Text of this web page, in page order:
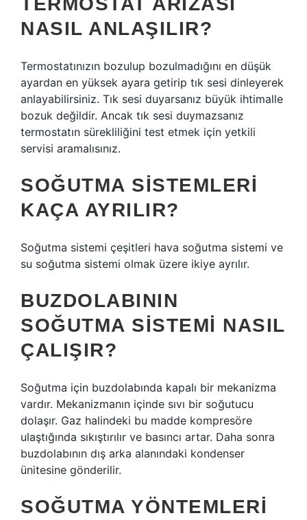
NASIL ANLAŞILIR?
Termostatınızın bozulup bozulmadığını en düşük
ayardan en yüksek ayara getirip tık sesi dinleyerek
anlayabilirsiniz. Tık sesi duyarsanız büyük ihtimalle
bozuk değildir. Ancak tık sesi duymazsanız
termostatın sürekliliğini test etmek için yetkili
servisi aramalısınız.
SOĞUTMA SISTEMLERI
KAÇA AYRILIR?
Soğutma sistemi çeşitleri hava soğutma sistemi ve
su soğutma sistemi olmak üzere ikiye ayrılır.
BUZDOLABININ
SOĞUTMA SISTEMI NASIL
ÇALIŞIR?
Soğutma için buzdolabında kapalı bir mekanizma
vardır. Mekanizmanın içinde sıvı bir soğutucu
dolaşır. Gaz halindeki bu madde kompresöre
ulaştığında sıkıştırılır ve basıncı artar. Daha sonra
buzdolabının dış arka alanındaki kondenser
ünitesine gönderilir.
SOĞUTMA YÖNTEMLERI